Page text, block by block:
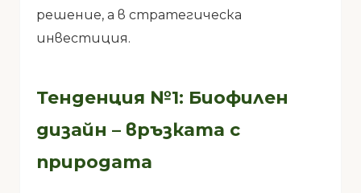
решение, а в стратегическа
инвестиция.
Тенденция №1: Биофилен
дизайн – връзката с
природата